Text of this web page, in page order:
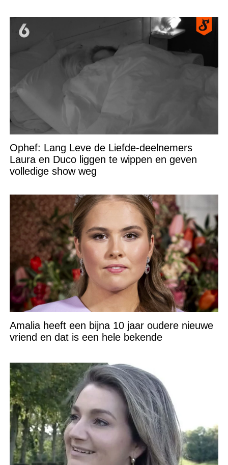
Ophef: Lang Leve de Liefde-deelnemers
Laura en Duco liggen te wippen en geven
volledige show weg
Amalia heeft een bijna 10 jaar oudere nieuwe
vriend en dat is een hele bekende